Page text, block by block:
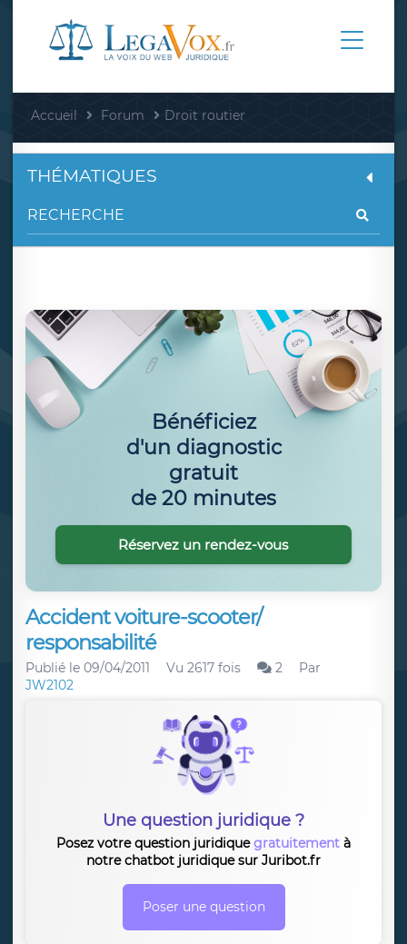
Accueil Forum Droit routier
Accident voiture-scooter/
responsabilité
Publié le 09/04/2011 Vu 2617 fois 2
Par
JW2102
Une question juridique ?
Posez votre question juridiquegratuitement à
notre chatbot juridique sur Juribot.fr
Poser une question
THÉMATIQUES
Bénéficiez
d'un diagnostic
gratuit
de 20 minutes
Réservez un rendez-vous